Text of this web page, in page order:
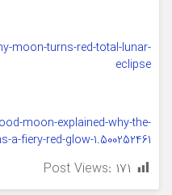
moon-turns-red-total-lunar-
eclipse
moon-explained-why-the-
a-fiery-red-glow-1.500252461
Post Views: ۱۷۱